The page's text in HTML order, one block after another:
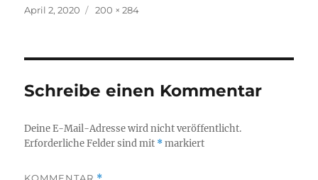
Veröffentlicht
April 2, 2020 Originalgröße
200 × 284
Schreibe einen Kommentar
Deine E-Mail-Adresse wird nicht veröffentlicht.
Erforderliche Felder sind mit *markiert